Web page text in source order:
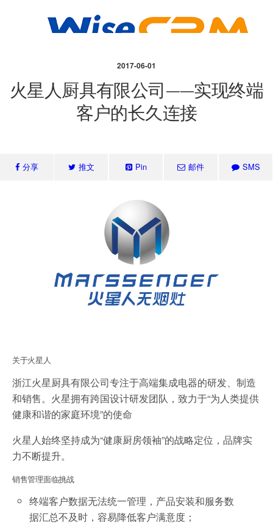
2017-06-01
火星人厨具有限公司——实现终端
客户的长久连接
分享 推文 Pin 邮件 SMS
关于火星人
浙江火星厨具有限公司专注于高端集成电器的研发、制造
和销售。火星拥有跨国设计研发团队，致力于“为人类提供
健康和谐的家庭环境”的使命
火星人始终坚持成为“健康厨房领袖”的战略定位，品牌实
力不断提升。
销售管理面临挑战
终端客户数据无法统一管理，产品安装和服务数
据汇总不及时，容易降低客户满意度；